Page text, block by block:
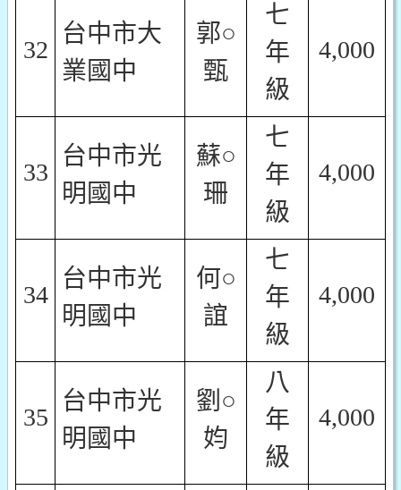
32
台中市大
業國中
郭○
甄
七
年
級
4,000
33
台中市光
明國中
蘇○
珊
七
年
級
4,000
34
台中市光
明國中
何○
誼
七
年
級
4,000
35
台中市光
明國中
劉○
㚬
八
年
級
4,000